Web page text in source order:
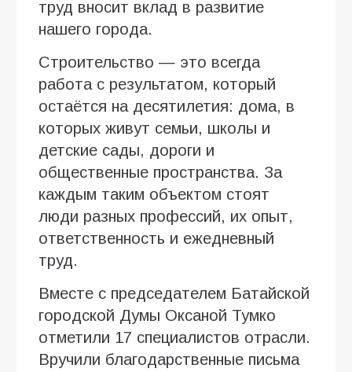
труд вносит вклад в развитие
нашего города.
Строительство — это всегда
работа с результатом, который
остаётся на десятилетия: дома, в
которых живут семьи, школы и
детские сады, дороги и
общественные пространства. За
каждым таким объектом стоят
люди разных профессий, их опыт,
ответственность и ежедневный
труд.
Вместе с председателем Батайской
городской Думы Оксаной Тумко
отметили 17 специалистов отрасли.
Вручили благодарственные письма